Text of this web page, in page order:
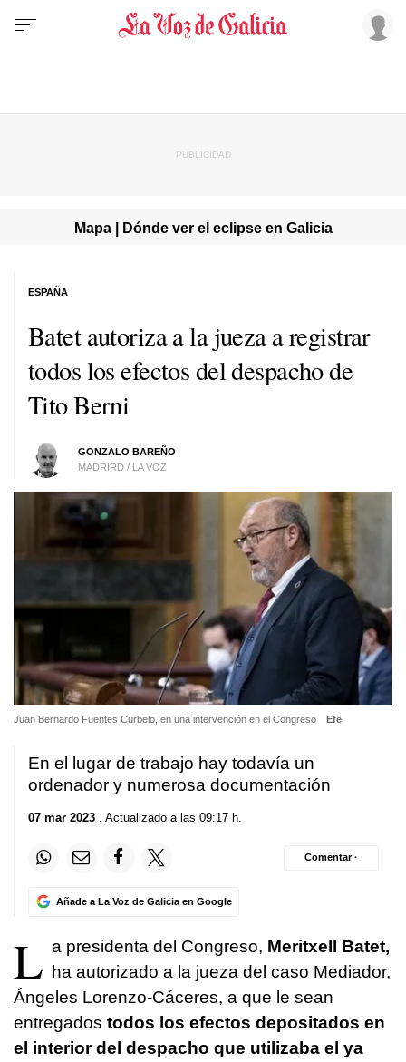
Mapa | Dónde ver el eclipse en Galicia
Batet autoriza a la jueza a registrar
todos los efectos del despacho de
Tito Berni
GONZALO BAREÑO
MADRIRD / LA VOZ
ESPAÑA
Juan Bernardo Fuentes Curbelo, en una intervención en el Congreso Efe
En el lugar de trabajo hay todavía un
ordenador y numerosa documentación
07 mar 2023 . Actualizado a las 09:17 h.
Añade a La Voz de Galicia en Google
Comentar ·
L a presidenta del Congreso, Meritxell Batet,
ha autorizado a la jueza del caso Mediador,
Ángeles Lorenzo-Cáceres, a que le sean
entregados todos los efectos depositados en
el interior del despacho que utilizaba el ya